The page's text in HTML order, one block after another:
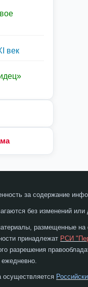
век
за содержание
без изменений
размещенные на
принадлежат РСИ
разрешения